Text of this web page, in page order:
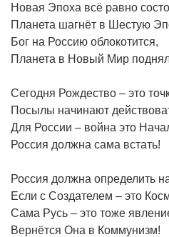
Новая Эпоха всё равно
Планета шагнёт в Шестую
Бог на Россию облокотится,
Планета в Новый Мир
Сегодня Рождество – это
Посылы начинают
Для России – война это
Россия должна сама встать!
Россия должна определить
Если с Создателем – это
Сама Русь – это тоже
Вернётся Она в Коммунизм!